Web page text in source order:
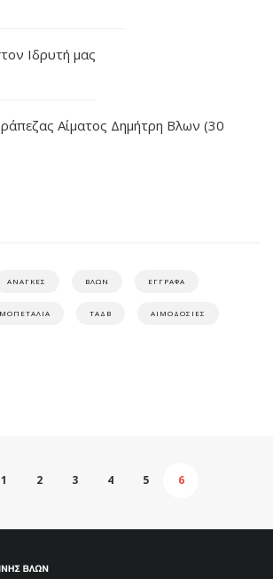
Ιδρυτή μας
Αίματος Δημήτρη Βλων (30
ΑΝΑΓΚΕΣ ΒΛΩΝ ΕΓΓΡΑΦΑ
ΤΑΔΒ ΑΙΜΟΔΟΣΙΕΣ
1 2 3 4 5 6